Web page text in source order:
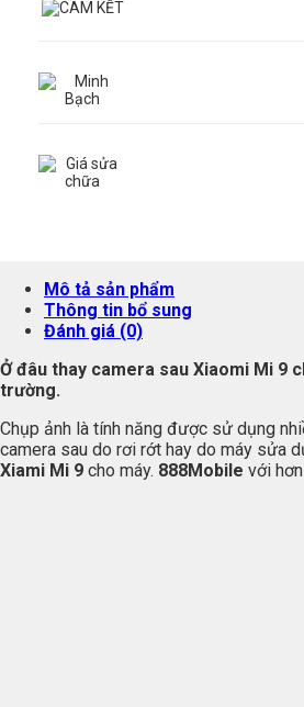
Mô tả sản phẩm
Thông tin bổ sung
Đánh giá (0)
Ở đâu thay camera sau Xiaomi Mi 9
trường.
Chụp ảnh là tính năng được sử dụng
camera sau do rơi rớt hay do máy sửa
Xiami Mi 9 cho máy. 888Mobile với